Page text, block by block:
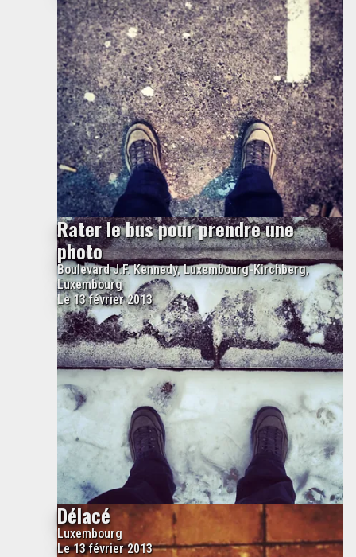
Rater le bus pour prendre une
photo
Boulevard J.F. Kennedy, Luxembourg-Kirchberg,
Luxembourg
Le 13 février 2013
Délacé
Luxembourg
Le 13 février 2013